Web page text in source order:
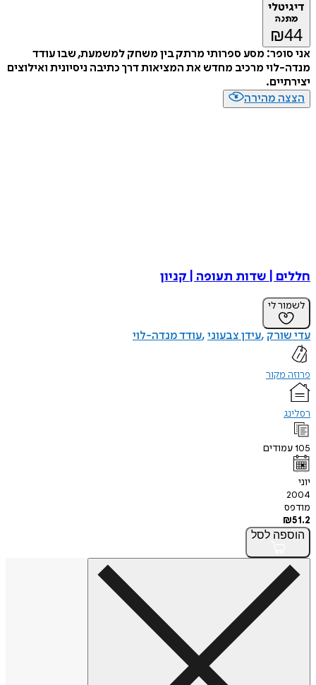
דיגיטלי
מתנה
₪44
אני סופר: מסע ספרותי מרתק בין משחק למשמעת, שבו עודד
מנדה-לוי מרכיב מחדש את המציאות דרך כתיבה ניסיונית ואילוצים
יצירתיים.
הצצה מהירה
חללים | שדות תעופה | קניון
לשמור לי
עדי שורק עידן צבעוני עודד מנדה-לוי
פרוזה מקור
רסלינג
105עמודים
יוני
2004
מודפס
₪51.2
הוספה לסל